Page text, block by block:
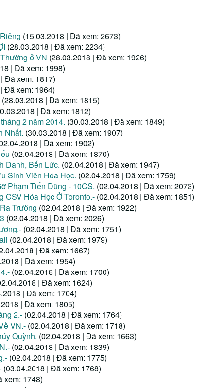
(15.03.2018 | Đã xem: 2673)
(28.03.2018 | Đã xem: 2234)
ở VN (28.03.2018 | Đã xem: 1926)
| Đã xem: 1998)
Đã xem: 1817)
Đã xem: 1964)
(28.03.2018 | Đã xem: 1815)
| Đã xem: 1812)
2 năm 2014. (30.03.2018 | Đã xem: 1849)
Nhất. (30.03.2018 | Đã xem: 1907)
| Đã xem: 1902)
(02.04.2018 | Đã xem: 1870)
Danh, Bến Lức. (02.04.2018 | Đã xem: 1947)
Sinh Viên Hóa Học. (02.04.2018 | Đã xem: 1759)
Phạm Tiến Dũng - 10CS. (02.04.2018 | Đã xem: 2073)
CSV Hóa Học Ở Toronto.- (02.04.2018 | Đã xem: 1851)
Trường (02.04.2018 | Đã xem: 1922)
(02.04.2018 | Đã xem: 2026)
(02.04.2018 | Đã xem: 1751)
(02.04.2018 | Đã xem: 1979)
| Đã xem: 1667)
| Đã xem: 1954)
(02.04.2018 | Đã xem: 1700)
| Đã xem: 1624)
| Đã xem: 1704)
| Đã xem: 1805)
2.- (02.04.2018 | Đã xem: 1764)
VN.- (02.04.2018 | Đã xem: 1718)
Quỳnh. (02.04.2018 | Đã xem: 1663)
(02.04.2018 | Đã xem: 1839)
(02.04.2018 | Đã xem: 1775)
(03.04.2018 | Đã xem: 1768)
xem: 1748)